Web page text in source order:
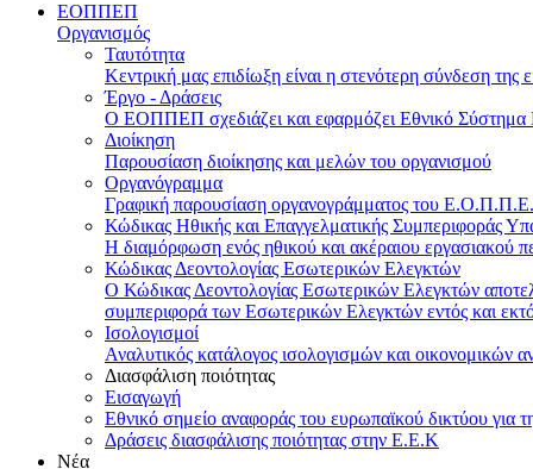
ΕΟΠΠΕΠ
Οργανισμός
Ταυτότητα
Κεντρική μας επιδίωξη είναι η στενότερη σύνδεση της
Έργο - Δράσεις
Ο ΕΟΠΠΕΠ σχεδιάζει και εφαρμόζει Eθνικό Σύστημα
Διοίκηση
Παρουσίαση διοίκησης και μελών του οργανισμού
Οργανόγραμμα
Γραφική παρουσίαση οργανογράμματος του
Κώδικας Ηθικής και Επαγγελματικής Συμπεριφοράς
Η διαμόρφωση ενός ηθικού και ακέραιου εργασιακού
Κώδικας Δεοντολογίας Εσωτερικών Ελεγκτών
Ο Κώδικας Δεοντολογίας Εσωτερικών Ελεγκτών
συμπεριφορά των Εσωτερικών Ελεγκτών εντός και
Ισολογισμοί
Αναλυτικός κατάλογος ισολογισμών και οικονομικών
Διασφάλιση ποιότητας
Εισαγωγή
Εθνικό σημείο αναφοράς του ευρωπαϊκού δικτύου για
Δράσεις διασφάλισης ποιότητας στην Ε.Ε.Κ
Νέα